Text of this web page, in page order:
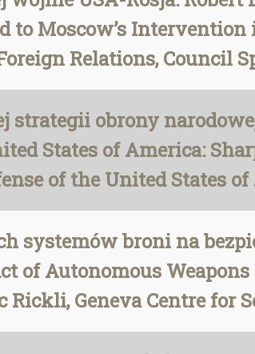
to Moscow’s
Relations, Council
strategii obrony
States of America:
of the United States
systemów broni na
of Autonomous
Geneva Centre for